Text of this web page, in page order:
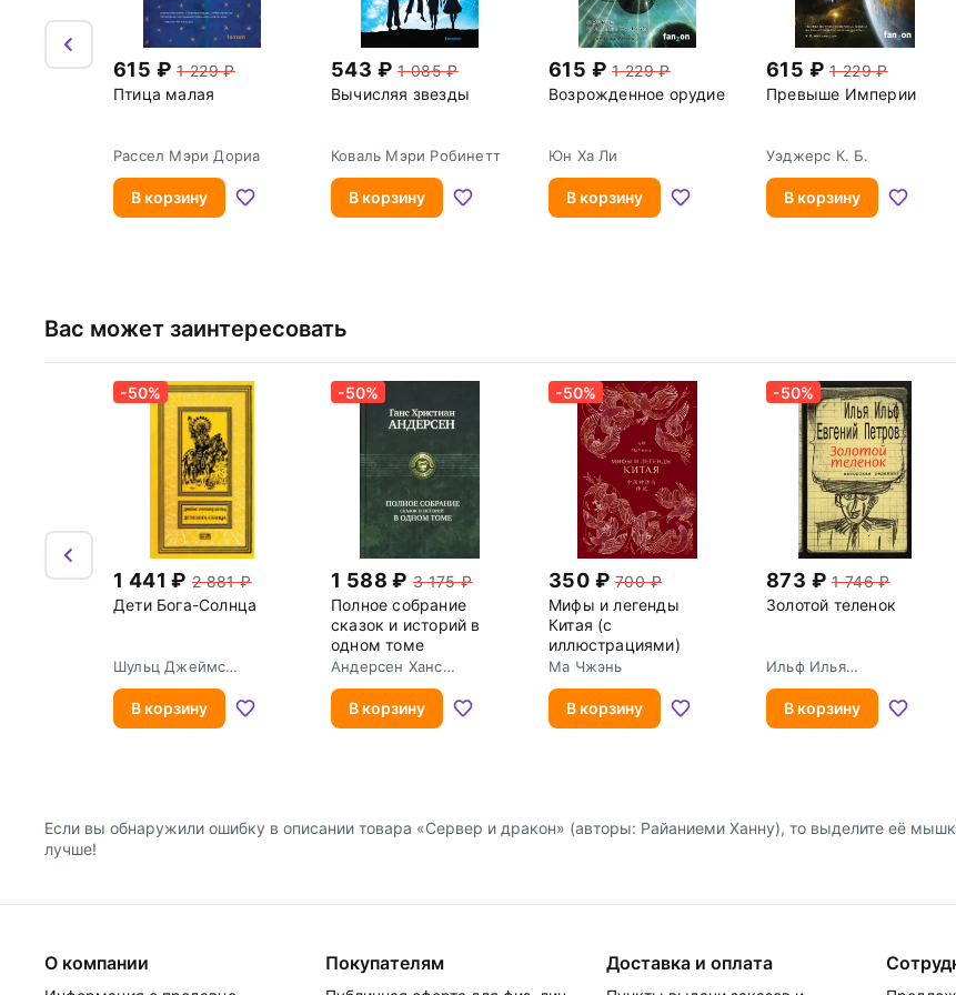
615
1 229
Птица малая
Рассел Мэри Дориа
В корзину
543
1 085
Вычисляя звезды
Коваль Мэри Робинетт
В корзину
615
1 229
Возрожденное орудие
Юн Ха Ли
В корзину
615
1 229
Превыше Империи
Уэджерс К. Б.
В корзину
Вас может заинтересовать
-50%
1 441
2 881
Дети Бога-Солнца
Шульц Джеймс
В корзину
-50%
1 588
3 175
Полное собрание
сказок и историй в
одном томе
Андерсен Ханс
В корзину
-50%
350
700
Мифы и легенды
Китая (с
иллюстрациями)
Ма Чжэнь
В корзину
-50%
873
1 746
Золотой теленок
Ильф Илья
В корзину
Если вы обнаружили ошибку в описании товара «Сервер и дракон» (авторы: Райаниеми Ханну), то выделите её
лучше!
О компании Покупателям Доставка и оплата